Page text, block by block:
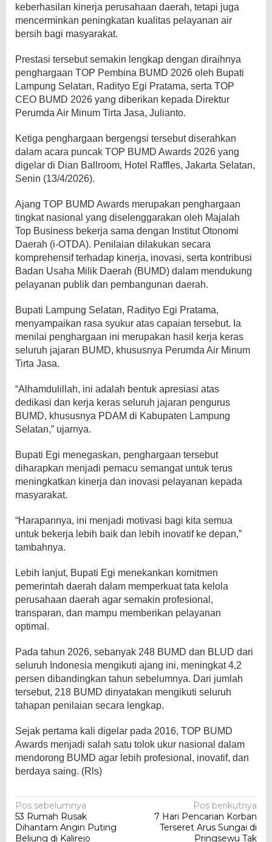
keberhasilan kinerja perusahaan daerah, tetapi juga
mencerminkan peningkatan kualitas pelayanan air
bersih bagi masyarakat.
Prestasi tersebut semakin lengkap dengan diraihnya
penghargaan TOP Pembina BUMD 2026 oleh Bupati
Lampung Selatan, Radityo Egi Pratama, serta TOP
CEO BUMD 2026 yang diberikan kepada Direktur
Perumda Air Minum Tirta Jasa, Julianto.
Ketiga penghargaan bergengsi tersebut diserahkan
dalam acara puncak TOP BUMD Awards 2026 yang
digelar di Dian Ballroom, Hotel Raffles, Jakarta Selatan,
Senin (13/4/2026).
Ajang TOP BUMD Awards merupakan penghargaan
tingkat nasional yang diselenggarakan oleh Majalah
Top Business bekerja sama dengan Institut Otonomi
Daerah (i-OTDA). Penilaian dilakukan secara
komprehensif terhadap kinerja, inovasi, serta kontribusi
Badan Usaha Milik Daerah (BUMD) dalam mendukung
pelayanan publik dan pembangunan daerah.
Bupati Lampung Selatan, Radityo Egi Pratama,
menyampaikan rasa syukur atas capaian tersebut. Ia
menilai penghargaan ini merupakan hasil kerja keras
seluruh jajaran BUMD, khususnya Perumda Air Minum
Tirta Jasa.
“Alhamdulillah, ini adalah bentuk apresiasi atas
dedikasi dan kerja keras seluruh jajaran pengurus
BUMD, khususnya PDAM di Kabupaten Lampung
Selatan,” ujarnya.
Bupati Egi menegaskan, penghargaan tersebut
diharapkan menjadi pemacu semangat untuk terus
meningkatkan kinerja dan inovasi pelayanan kepada
masyarakat.
“Harapannya, ini menjadi motivasi bagi kita semua
untuk bekerja lebih baik dan lebih inovatif ke depan,”
tambahnya.
Lebih lanjut, Bupati Egi menekankan komitmen
pemerintah daerah dalam memperkuat tata kelola
perusahaan daerah agar semakin profesional,
transparan, dan mampu memberikan pelayanan
optimal.
Pada tahun 2026, sebanyak 248 BUMD dan BLUD dari
seluruh Indonesia mengikuti ajang ini, meningkat 4,2
persen dibandingkan tahun sebelumnya. Dari jumlah
tersebut, 218 BUMD dinyatakan mengikuti seluruh
tahapan penilaian secara lengkap.
Sejak pertama kali digelar pada 2016, TOP BUMD
Awards menjadi salah satu tolok ukur nasional dalam
mendorong BUMD agar lebih profesional, inovatif, dan
berdaya saing. (Rls)
Navigasi
pos
Pos sebelumnya
53 Rumah Rusak
Dihantam Angin Puting
Beliung di Kalirejo
Pos berikutnya
7 Hari Pencarian Korban
Terseret Arus Sungai di
Pringsewu Tak